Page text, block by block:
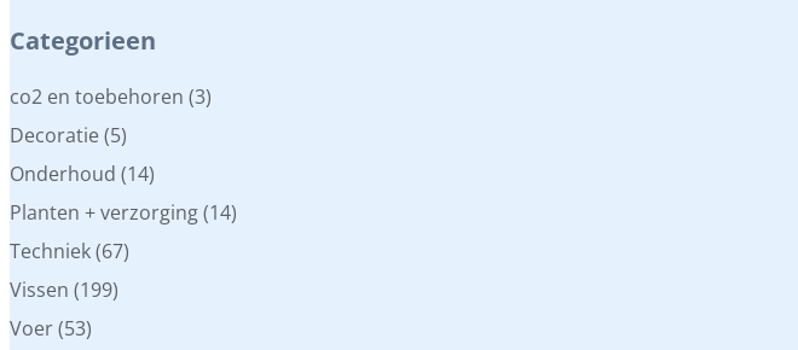
Categorieen
Categorieen
co2 en toebehoren (3)
Decoratie (5)
Onderhoud (14)
Planten + verzorging(14)
Techniek(67)
Vissen (199)
Voer(53)